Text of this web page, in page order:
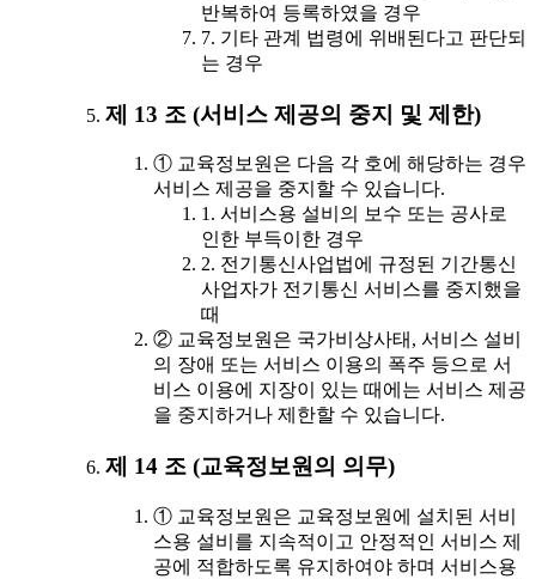
반복하여 등록하였을 경우
7. 기타 관계 법령에 위배된다고 판단되
는 경우
제 13 조 (서비스 제공의 중지 및 제한)
① 교육정보원은 다음 각 호에 해당하는 경우
서비스 제공을 중지할 수 있습니다.
1. 서비스용 설비의 보수 또는 공사로
인한 부득이한 경우
2. 전기통신사업법에 규정된 기간통신
사업자가 전기통신 서비스를 중지했을
때
② 교육정보원은 국가비상사태, 서비스 설비
의 장애 또는 서비스 이용의 폭주 등으로 서
비스 이용에 지장이 있는 때에는 서비스 제공
을 중지하거나 제한할 수 있습니다.
제 14 조 (교육정보원의 의무)
① 교육정보원은 교육정보원에 설치된 서비
스용 설비를 지속적이고 안정적인 서비스 제
공에 적합하도록 유지하여야 하며 서비스용